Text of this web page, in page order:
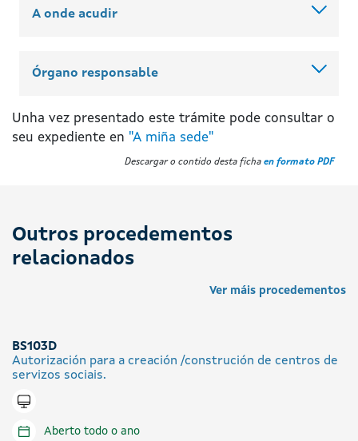
A onde acudir
Órgano responsable
Unha vez presentado este trámite pode consultar o
seu expediente en "A miña sede"
Descargar o contido desta ficha en formato PDF
Outros procedementos
relacionados
Ver máis procedementos
BS103D
Autorización para a creación /construción de centros de
servizos sociais.
Tramitar en liña
Aberto todo o ano